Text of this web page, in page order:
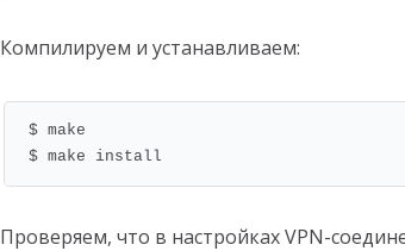
Компилируем и устанавливаем:
$ make
$ make install
Проверяем, что в настройках VPN-